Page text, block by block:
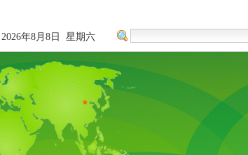
2026年8月8日 星期六